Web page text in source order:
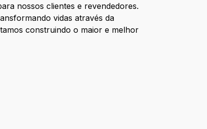
nossos clientes e revendedores.
vidas através da
construindo o maior e melhor